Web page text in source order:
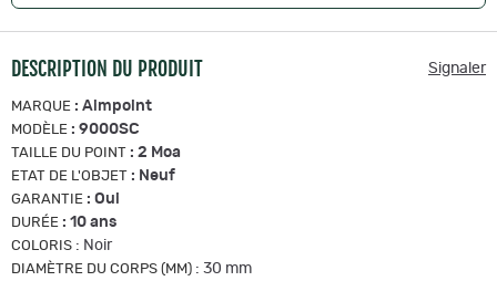
DESCRIPTION DU PRODUIT Signaler
MARQUE : Aimpoint
MODÈLE : 9000SC
TAILLE DU POINT : 2 Moa
ETAT DE L'OBJET : Neuf
GARANTIE : Oui
DURÉE : 10 ans
COLORIS : Noir
DIAMÈTRE DU CORPS (MM) : 30 mm